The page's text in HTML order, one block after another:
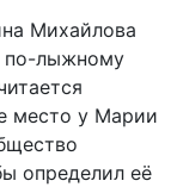
Михайлова
по-лыжному
место у Марии
определил её